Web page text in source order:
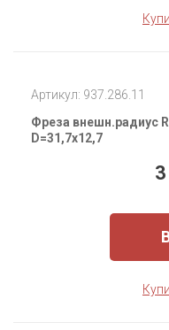
Артикул: 937.286.11
Фреза внешн.радиус
D=31,7x12,7